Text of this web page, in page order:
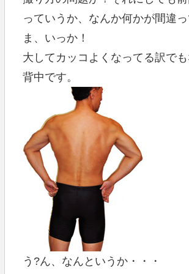
っていうか、なんか何かが間違
ま、いっか！
大してカッコよくなってる訳でも
背中です。
う?ん、なんというか・・・